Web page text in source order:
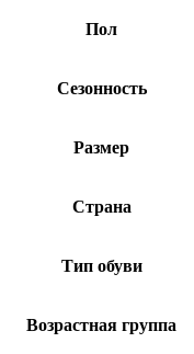
Пол
Сезонность
Размер
Страна
Тип обуви
Возрастная группа